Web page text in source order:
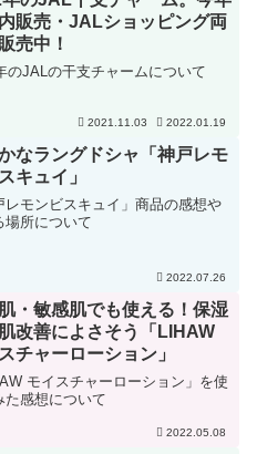
販売・JALショッピング両
売中！
のJALの干支チャームについて
2021.11.03 2022.01.19
なラングドシャ「神戸レモ
キュイ」
レモンビスキュイ」商品の感想や
場所について
2022.07.26
・敏感肌でも使える！保湿
改善によさそう「LIHAW
チャーローション」
モイスチャーローション」を使
た感想について
2022.05.08